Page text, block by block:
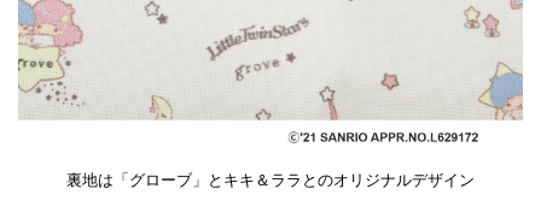
裏地は「グローブ」とキキ＆ララとのオリジナルデザイン